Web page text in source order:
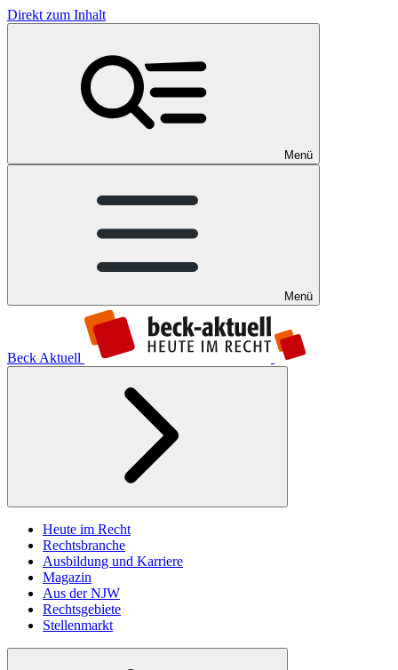
Direkt zum Inhalt
Menü
Menü
Beck Aktuell
Heute im Recht
Rechtsbranche
Ausbildung und Karriere
Magazin
Aus der NJW
Rechtsgebiete
Stellenmarkt